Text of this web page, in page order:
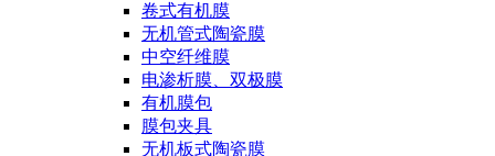
卷式有机膜
无机管式陶瓷膜
中空纤维膜
电渗析膜、双极膜
有机膜包
膜包夹具
无机板式陶瓷膜